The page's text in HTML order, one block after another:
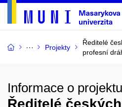
Projekty
Ředitelé
profesní
Informace o projektu
Ředitelé